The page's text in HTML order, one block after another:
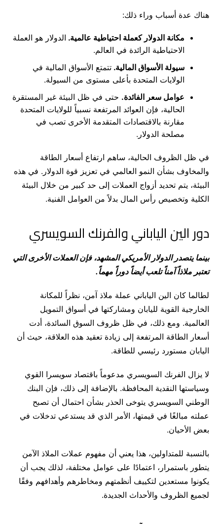
هناك عدة أسباب وراء ذلك:
مكانة الدولار كعملة احتياطية عالمية. الدولار هو العملة
الاحتياطية الرائدة في العالم.
سيولة الأسواق المالية. تتمتع الأسواق المالية في
الولايات المتحدة بأعلى مستوى من السيولة.
عوامل سعر الفائدة. حتى في ظل البيئة غير المستقرة
الحالية، فإن العوائد المرتفعة نسبياً للولايات المتحدة
مقارنة بالاقتصادات المتقدمة الأخرى تصب في
مصلحة الدولار.
في ظل الظروف الحالية، ساهم ارتفاع أسعار الطاقة
والمخاوف بشأن النمو العالمي في تعزيز قوة الدولار. في هذه
البيئة، يتم تحديد أزواج العملات إلى حد كبير من خلال البيئة
الكلية وتخصيص رأس المال بدلاً من العوامل الفنية.
دور الين الياباني والفرنك السويسري
بينما يتصدر الدولار الأمريكي المشهد، فإن العملات الأخرى التي
تعتبر ملاذاً آمناً تلعب أيضاً دوراً مهماً.
لطالما كان الين الياباني عملة ملاذ آمن، نظراً للمكانة
الخارجية القوية لليابان ومشاركتها في أسواق التمويل
العالمية. ومع ذلك، في ظل ظروف السوق السائدة، أدت
أسعار الطاقة المرتفعة إلى زيادة تعقيد هذه العلاقة، حيث أن
اليابان مستورد رئيسي للطاقة.
لا يزال الفرنك السويسري مدعوماً باقتصاد سويسرا القوي
وسياستها النقدية المحافظة. بالإضافة إلى ذلك، فإن البنك
الوطني السويسري يتوخى الحذر بشأن احتمال أن تصبح
عملته مبالغًا في قيمتها، الأمر الذي قد يستدعي تدخلات في
بعض الأحيان.
بالنسبة للمتداولين، هذا يعني أن مفهوم عملات الملاذ الآمن
يتطور باستمرار، اعتمادًا على عوامل مختلفة، لذلك يجب أن
يكونوا مستعدين لتكييف أنظمتهم ومخاطرهم وأهدافهم وفقًا
لجميع الظروف والأحداث الجديدة.